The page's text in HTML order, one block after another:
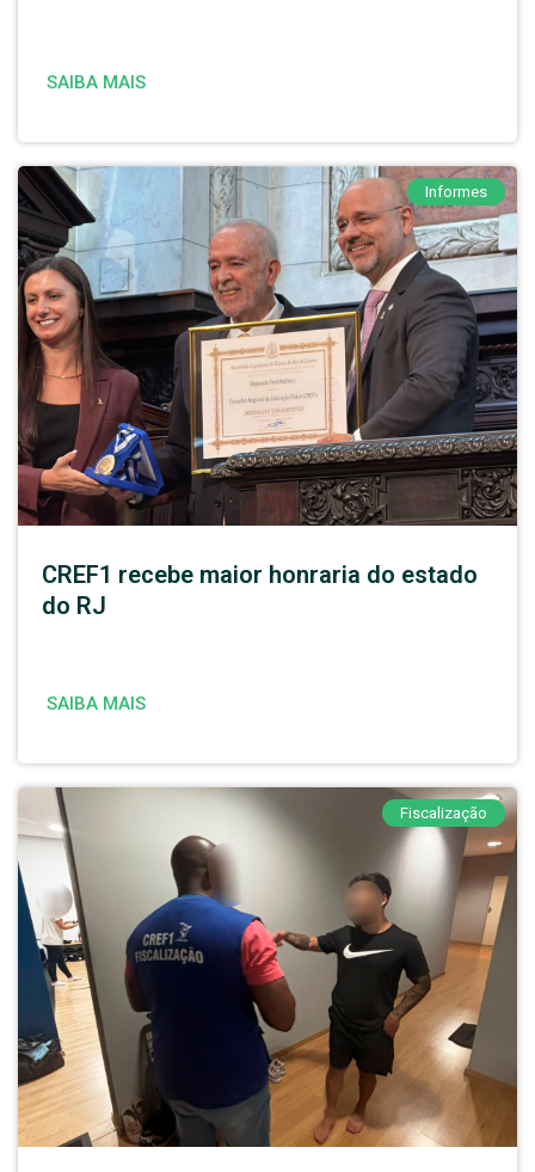
SAIBA MAIS
Informes
CREF1 recebe maior honraria do estado
do RJ
SAIBA MAIS
Fiscalização